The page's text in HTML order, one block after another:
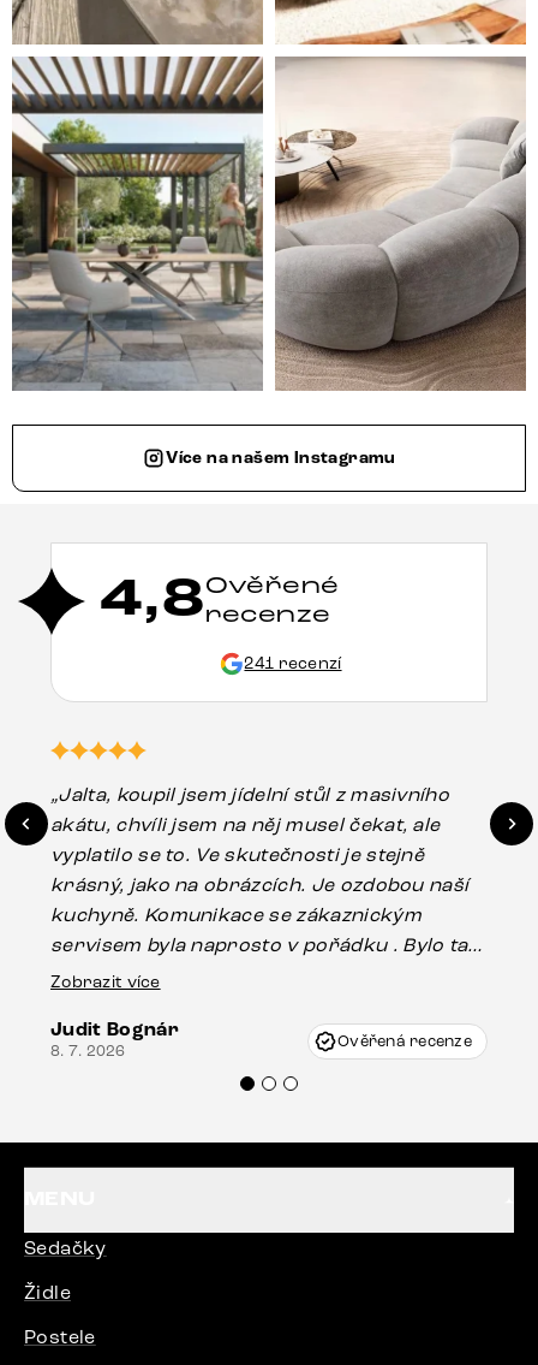
Styl, odolnost a společné chvíle pod širým nebem.
Ne každá pohovka je jen
Více na našem Instagramu
4,8Ověřené
recenze
241 recenzí
„Jalta, koupil jsem jídelní stůl z masivního
akátu, chvíli jsem na něj musel čekat, ale
vyplatilo se to. Ve skutečnosti je stejně
krásný, jako na obrázcích. Je ozdobou naší
kuchyně. Komunikace se zákaznickým
servisem byla naprosto v pořádku . Bylo tam
drobné poškození u nohy stolu, které mohlo
Vincze mi velmi korektně vyšli vstříc.
Doporučuji produkty Delife všem.“
Zobrazit více
Judit Bognár
8. 7. 2026 Ověřená recenze
Sedačky
Židle
Postele